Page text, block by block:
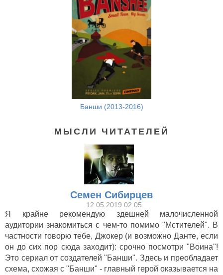
Банши (2013-2016)
МЫСЛИ ЧИТАТЕЛЕЙ
Семен Сибирцев
12.05.2019 02:05
Я крайне рекомендую здешней малочисленной
аудитории знакомиться с чем-то помимо "Мстителей". В
частности говорю тебе, Джокер (и возможно Данте, если
он до сих пор сюда заходит): срочно посмотри "Воина"!
Это сериал от создателей "Банши". Здесь и преобладает
схема, схожая с "Банши" - главный герой оказывается на